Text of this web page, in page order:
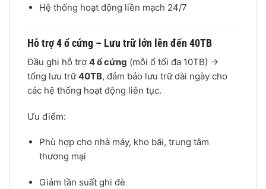
Hệ thống hoạt động liền mạch 24/7
Hỗ trợ 4 ổ cứng – Lưu trữ lớn lên đến 40TB
Đầu ghi hỗ trợ 4 ổ cứng (mỗi ổ tối đa 10TB) →
tổng lưu trữ40TB, đảm bảo lưu trữ dài ngày cho
các hệ thống hoạt động liên tục.
Ưu điểm:
Phù hợp cho nhà máy, kho bãi, trung tâm
thương mại
Giảm tần suất ghi đè